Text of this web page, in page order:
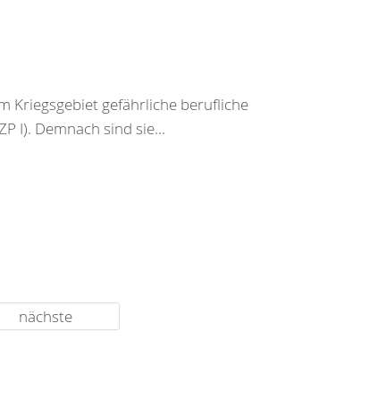
Kriegsgebiet gefährliche berufliche
I). Demnach sind sie...
nächste